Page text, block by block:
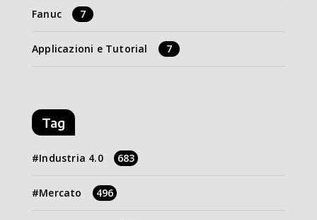
Fanuc 7
Applicazioni e Tutorial 7
Tag
Industria 4.0 683
Mercato 496